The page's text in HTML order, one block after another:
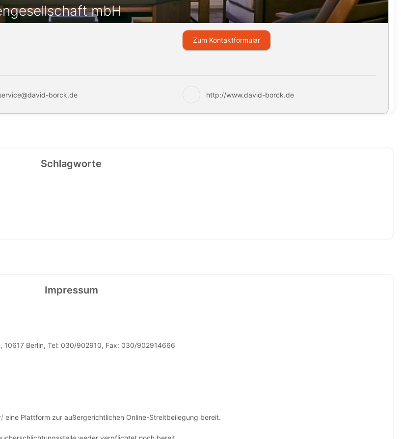
mbH
Zum Kontaktformular
borck.de http://www.david-borck.de
Schlagworte
Impressum
10617 Berlin, Tel: 030/902910, Fax: 030/902914666
eine Plattform zur außergerichtlichen Online-Streitbeilegung bereit.